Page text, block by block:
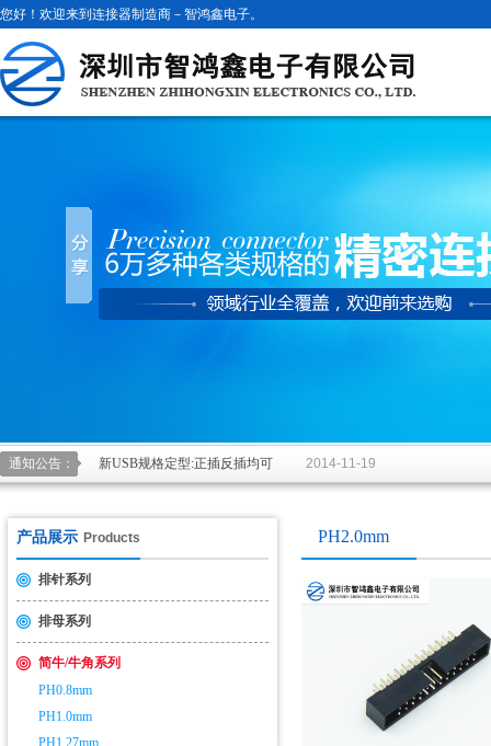
您好！欢迎来到连接器制造商－智鸿鑫电子。
通知公告： 新USB规格定型:正插反插均可 2014-11-19
产品展示 Products
排针系列
排母系列
简牛/牛角系列
PH0.8mm
PH1.0mm
PH1.27mm
PH2.0mm